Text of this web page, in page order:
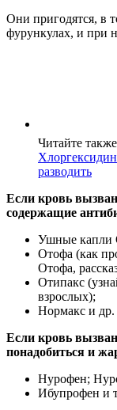
Они пригодятся, в
фурункулах, и при
Читайте
разводить
Если кровь
содержащие
Ушные капли
Отофа (как
Отофа,
Отипакс
взрослых);
Нормакс и др.
Если кровь
понадобиться и
Нурофен;
Ибупрофен и